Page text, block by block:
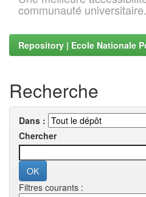
communauté universitaire.
Repository | Ecole Nationale
Recherche
Dans :
Chercher
Filtres courants :